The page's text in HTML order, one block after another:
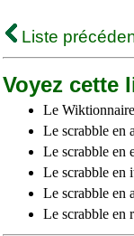
Liste
Voyez cette
Le
Le scrabble en
Le scrabble en
Le scrabble en
Le scrabble en
Le scrabble en